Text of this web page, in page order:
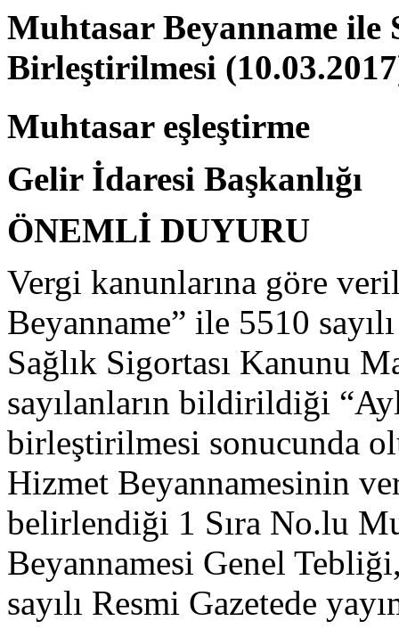
Muhtasar Beyanname
Birleştirilmesi
Muhtasar eşleştirme
Gelir İdaresi Başkanlığı
ÖNEMLİ DUYURU
Vergi kanunlarına göre
Beyanname” ile 5510
Sağlık Sigortası Kanunu
sayılanların bildirildiği
birleştirilmesi sonucunda
Hizmet Beyannamesinin
belirlendiği 1 Sıra No.lu
Beyannamesi Genel
sayılı Resmi Gazetede